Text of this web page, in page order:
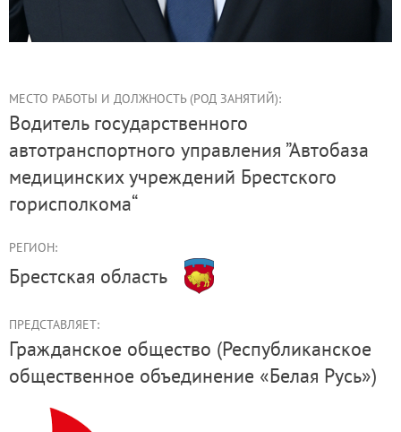
МЕСТО РАБОТЫ И ДОЛЖНОСТЬ (РОД ЗАНЯТИЙ):
водитель государственного
автотранспортного управления ”Автобаза
медицинских учреждений Брестского
горисполкома“
РЕГИОН:
Брестская область
ПРЕДСТАВЛЯЕТ:
Гражданское общество (Республиканское
общественное объединение «Белая Русь»)